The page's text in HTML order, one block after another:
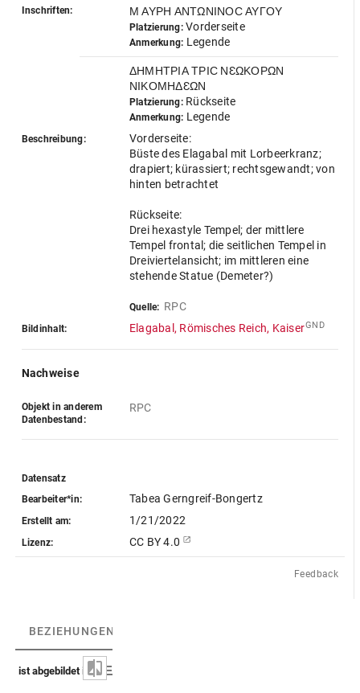
Inschriften: Μ ΑΥΡΗ ΑΝΤΩΝΙΝΟϹ ΑΥΓΟΥ
Platzierung:Vorderseite
Anmerkung: Legende
ΔΗΜΗΤΡΙΑ ΤΡΙϹ ΝƐΩΚΟΡΩΝ
ΝΙΚΟΜΗΔƐΩΝ
Platzierung:Rückseite
Anmerkung: Legende
Beschreibung:
Vorderseite:
Büste des Elagabal mit Lorbeerkranz;
drapiert; kürassiert; rechtsgewandt; von
hinten betrachtet
Rückseite:
Drei hexastyle Tempel; der mittlere
Tempel frontal; die seitlichen Tempel in
Dreiviertelansicht; im mittleren eine
stehende Statue (Demeter?)
Quelle: RPC
Bildinhalt: Elagabal, Römisches Reich, KaiserGND
Nachweise
Objekt in anderem
Datenbestand:
RPC
Datensatz
Bearbeiter*in:
Tabea Gerngreif-Bongertz
Erstellt am: 1/21/2022
Lizenz: CC BY 4.0
Feedback
BEZIEHUNGEN
ist abgebildet in